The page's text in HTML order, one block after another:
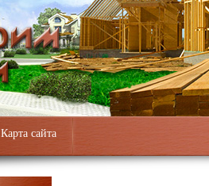
Карта сайта